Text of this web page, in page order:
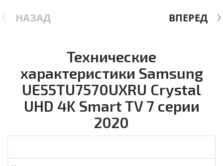
НАЗАД ВПЕРЕД
Технические
характеристики Samsung
UE55TU7570UXRU Crystal
UHD 4K Smart TV 7 серии
2020